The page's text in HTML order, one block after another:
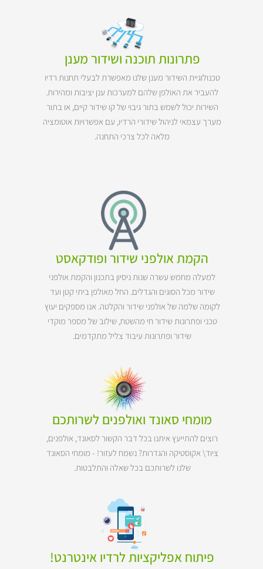
פתרונות תוכנה ושידור מענן
טכנולוגיית השידור מענן שלנו מאפשרת לבעלי תחנות רדיו
להעביר את האולפן שלהם למערכות ענן יציבות ומהירות.
השירות יכול לשמש בתור גיבוי של קו שידור קיים, או בתור
מערך עצמאי לניהול שידורי הרדיו, עם אפשרויות אוטומציה
מלאה לכל צרכי התחנה.
הקמת אולפני שידור ופודקאסט
למעלה מחמש עשרה שנות ניסיון בתכנון והקמת אולפני
שידור מכל הסוגים והגדלים. החל מאולפן ביתי קטן ועד
לקומה שלמה של אולפני שידור והקלטה. אנו מספקים יעוץ
טכני ופתרונות שידור חי מהשטח, שילוב של מספר מוקדי
שידור ופתרונות עיבוד צליל מתקדמים.
מומחי סאונד ואולפנים לשרותכם
רוצים להתייעץ איתנו בכל דבר הקשור לסאונד, אולפנים,
ציוד\ אקוסטיקה והגדרות? נשמח לעזור! - מומחי הסאונד
שלנו לשרותכם בכל שאלה והתלבטות.
פיתוח אפליקציות לרדיו אינטרנט!